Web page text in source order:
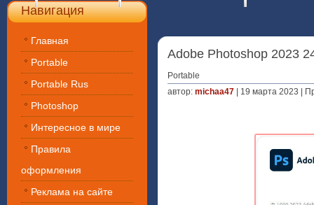
Навигация
Главная
Portable
Portable Rus
Photoshop
Интересное в мире
Правила
оформления
Реклама на сайте
Adobe Photoshop 2023
Portable
автор: michaa47 | 19 марта 2023 |